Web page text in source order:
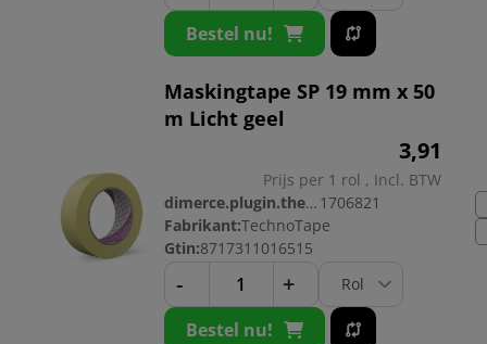
Bestel nu!
Maskingtape SP 19 mm x 50
m Licht geel
3,91
Prijs per 1 rol , Incl. BTW
dimerce.plugin.theme.productnr: 1706821
Fabrikant:TechnoTape
Gtin:8717311016515
- +
Bestel nu!